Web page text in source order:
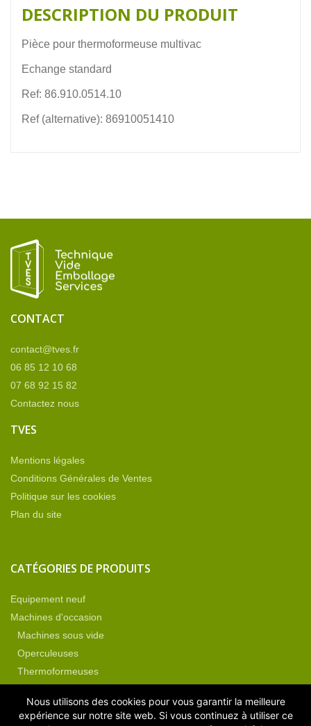
DESCRIPTION DU PRODUIT
Pièce pour thermoformeuse multivac
Echange standard
Ref: 86.910.0514.10
Ref (alternative): 86910051410
CONTACT
contact@tves.fr
06 85 12 10 68
07 68 92 15 82
Contactez nous
TVES
Mentions légales
Conditions Générales de Ventes
Politique sur les cookies
Plan du site
CATÉGORIES DE PRODUITS
Equipement neuf
Machines d'occasion
Machines sous vide
Operculeuses
Thermoformeuses
Pièces détachées
Nous utilisons des cookies pour vous garantir la meilleure
expérience sur notre site web. Si vous continuez à utiliser ce